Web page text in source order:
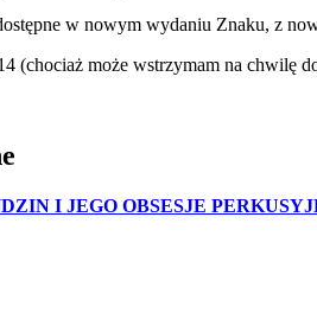
w nowym wydaniu Znaku, z
(chociaż może wstrzymam na chwilę
I JEGO OBSESJE